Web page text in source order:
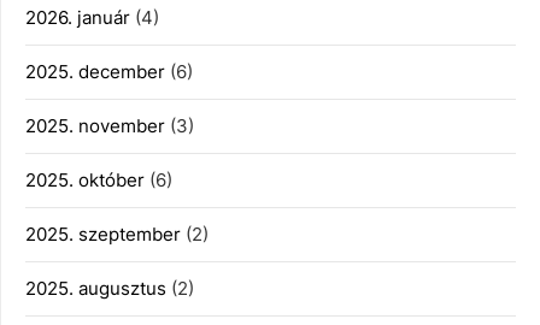
2026. január (4)
2025. december (6)
2025. november (3)
2025. október (6)
2025. szeptember (2)
2025. augusztus (2)